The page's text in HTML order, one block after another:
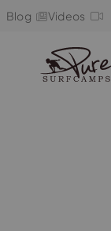
Blog Videos